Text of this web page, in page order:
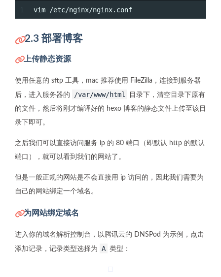
vim /etc/nginx/nginx.conf
2.3 部署博客
上传静态资源
使用任意的 sftp 工具，mac 推荐使用 FileZilla，连接到服务器
后，进入服务器的 /var/www/html
目录下，清空目录下原有
的文件，然后将刚才编译好的 hexo 博客的静态文件上传至该目
录下即可。
之后我们可以直接访问服务 ip 的 80 端口（即默认 http 的默认
端口），就可以看到我们的网站了。
但是一般正规的网站是不会直接用 ip 访问的，因此我们需要为
自己的网站绑定一个域名。
为网站绑定域名
进入你的域名解析控制台，以腾讯云的 DNSPod 为示例，点击
添加记录，记录类型选择为 A 类型：